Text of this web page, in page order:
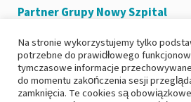
Partner Grupy Nowy Szpital
Copyright 2026 |Polityka
Na stronie wykorzystujemy tylko
potrzebne do prawidłowego
tymczasowe informacje
do momentu zakończenia sesji
zamknięcia. Te cookies są